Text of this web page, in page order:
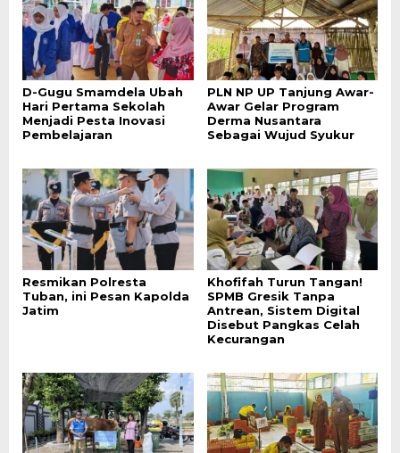
D-Gugu Smamdela Ubah
Hari Pertama Sekolah
Menjadi Pesta Inovasi
Pembelajaran
PLN NP UP Tanjung Awar-
Awar Gelar Program
Derma Nusantara
Sebagai Wujud Syukur
Resmikan Polresta
Tuban, ini Pesan Kapolda
Jatim
Khofifah Turun Tangan!
SPMB Gresik Tanpa
Antrean, Sistem Digital
Disebut Pangkas Celah
Kecurangan